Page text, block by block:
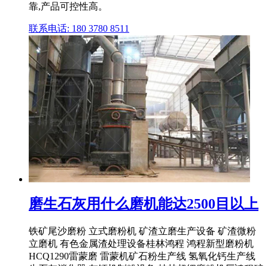
靠,产品可控性高。
联系电话: 180 3780 8511
磨生石灰用什么磨机能达2500目以上
铁矿尾沙磨粉 立式磨粉机 矿渣立磨生产设备 矿渣微粉
立磨机 有色金属渣处理设备桂林鸿程 鸿程新型磨粉机
HCQ1290雷蒙磨 雷蒙机矿石粉生产线 氢氧化钙生产线